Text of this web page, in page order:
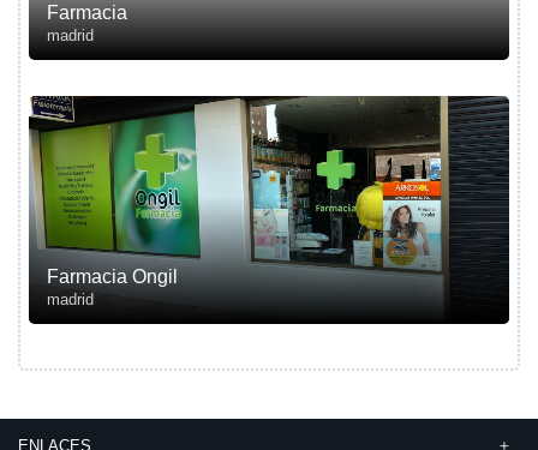
Farmacia
madrid
Farmacia Ongil
madrid
ENLACES